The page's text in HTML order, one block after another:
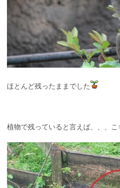
ほとんど残ったままでした
植物で残っていると言えば、、、こ